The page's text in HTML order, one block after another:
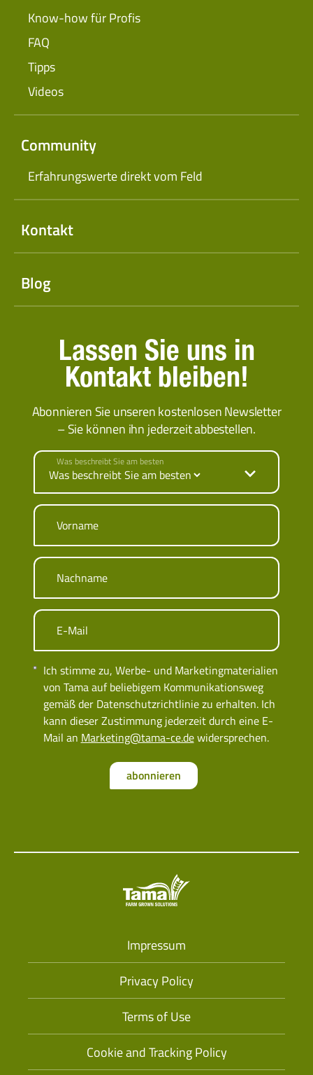
Know-how für Profis
FAQ
Tipps
Videos
Community
Erfahrungswerte direkt vom Feld
Kontakt
Blog
Lassen Sie uns in
Kontakt bleiben!
Abonnieren Sie unseren kostenlosen Newsletter
– Sie können ihn jederzeit abbestellen.
Was beschreibt Sie am besten
Vorname
Nachname
E-Mail
Ich stimme zu, Werbe- und Marketingmaterialien
von Tama auf beliebigem Kommunikationsweg
gemäß der Datenschutzrichtlinie zu erhalten. Ich
kann dieser Zustimmung jederzeit durch eine E-
Mail an Marketing@tama-ce.dewidersprechen.
abonnieren
Impressum
Privacy Policy
Terms of Use
Cookie and Tracking Policy